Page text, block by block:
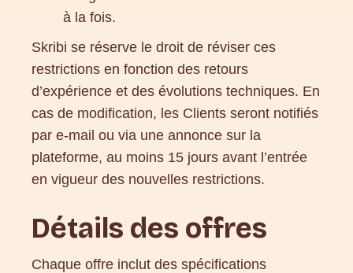
à la fois.
Skribi se réserve le droit de réviser ces
restrictions en fonction des retours
d’expérience et des évolutions techniques. En
cas de modification, les Clients seront notifiés
par e-mail ou via une annonce sur la
plateforme, au moins 15 jours avant l’entrée
en vigueur des nouvelles restrictions.
Détails des offres
Chaque offre inclut des spécifications